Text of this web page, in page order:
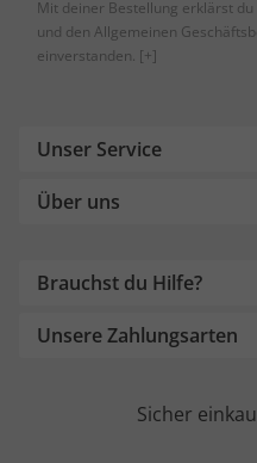
Mit deiner Bestellung erklärst
und den Allgemeinen
einverstanden. [+]
Unser Service
Über uns
Brauchst du Hilfe?
Unsere Zahlungsarten
Sicher